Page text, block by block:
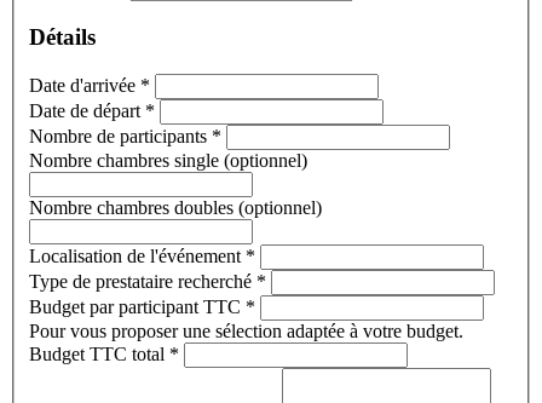
Détails
Date d'arrivée *
Date de départ *
Nombre de participants *
Nombre chambres single (optionnel)
Nombre chambres doubles (optionnel)
Localisation de l'événement *
Type de prestataire recherché *
Budget par participant TTC *
Pour vous proposer une sélection adaptée à votre budget.
Budget TTC total *